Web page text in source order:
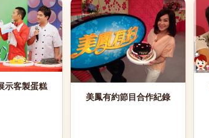
示客製蛋糕
美鳳有約節目合作紀錄